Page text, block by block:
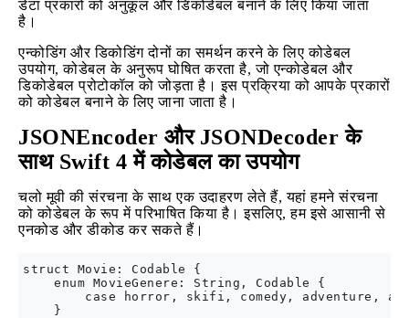
डेटा प्रकारों को अनुकूल और डिकोडेबल बनाने के लिए किया जाता
है।
एन्कोडिंग और डिकोडिंग दोनों का समर्थन करने के लिए कोडेबल
उपयोग, कोडेबल के अनुरूप घोषित करता है, जो एन्कोडेबल और
डिकोडेबल प्रोटोकॉल को जोड़ता है। इस प्रक्रिया को आपके प्रकारों
को कोडेबल बनाने के लिए जाना जाता है।
JSONEncoder और JSONDecoder के
साथ Swift 4 में कोडेबल का उपयोग
चलो मूवी की संरचना के साथ एक उदाहरण लेते हैं, यहां हमने संरचना
को कोडेबल के रूप में परिभाषित किया है। इसलिए, हम इसे आसानी से
एनकोड और डीकोड कर सकते हैं।
struct Movie: Codable {
    enum MovieGenere: String, Codable {
case horror, skifi, comedy, adventure,
    }